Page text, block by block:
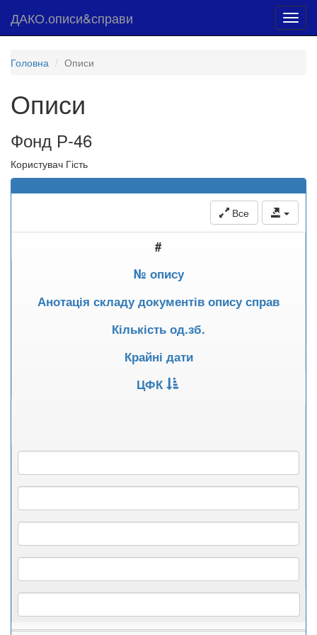
ДАКО.описи&справи
Головна Описи
Описи
Фонд Р-46
Користувач Гість
Все
#
№ опису
Анотація складу документів опису справ
Кількість од.зб.
Крайні дати
ЦФК